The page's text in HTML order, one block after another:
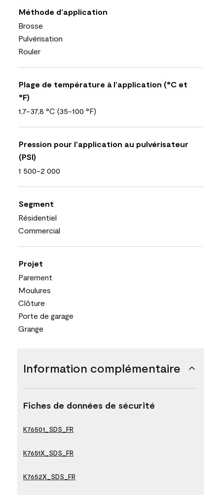
Méthode d’application
Brosse
Pulvérisation
Rouler
Plage de température à l’application (°C et
°F)
1,7-37,8 °C (35-100 °F)
Pression pour l’application au pulvérisateur
(PSI)
1 500-2 000
Segment
Résidentiel
Commercial
Projet
Parement
Moulures
Clôture
Porte de garage
Grange
Information complémentaire
Fiches de données de sécurité
K76501_SDS_FR
K7651X_SDS_FR
K7652X_SDS_FR